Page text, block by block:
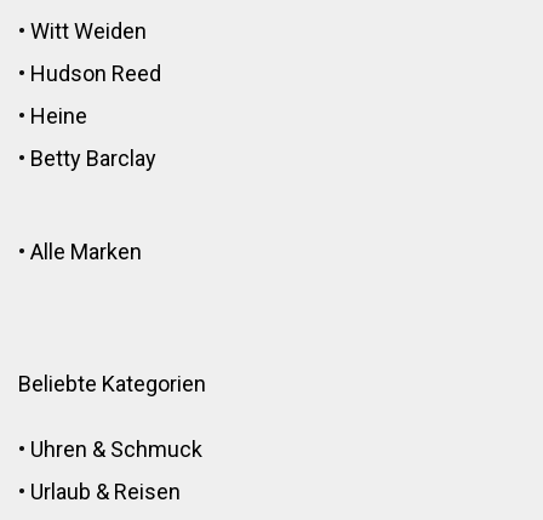
• Witt Weiden
• Hudson Reed
• Heine
• Betty Barclay
• Alle Marken
Beliebte Kategorien
• Uhren & Schmuck
• Urlaub & Reisen